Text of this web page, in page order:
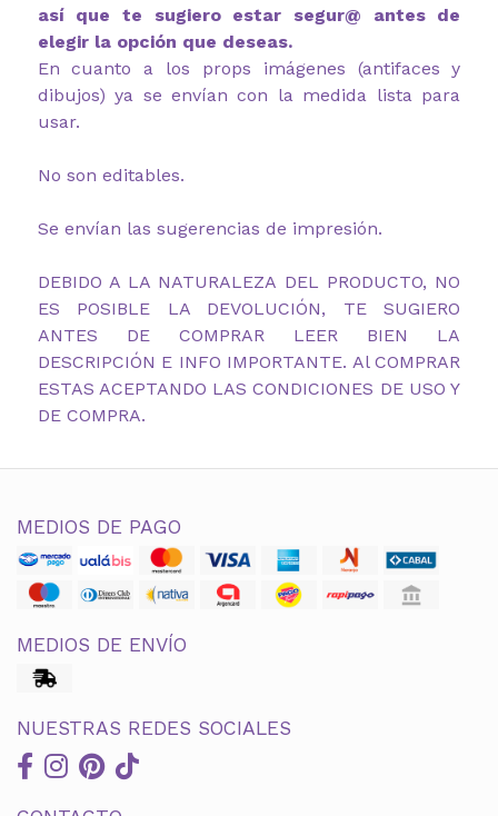
así que te sugiero estar segur@ antes de
elegir la opción que deseas.
En cuanto a los props imágenes (antifaces y
dibujos) ya se envían con la medida lista para
usar.
No son editables.
Se envían las sugerencias de impresión.
DEBIDO A LA NATURALEZA DEL PRODUCTO, NO
ES POSIBLE LA DEVOLUCIÓN, TE SUGIERO
ANTES DE COMPRAR LEER BIEN LA
DESCRIPCIÓN E INFO IMPORTANTE. Al COMPRAR
ESTAS ACEPTANDO LAS CONDICIONES DE USO Y
DE COMPRA.
MEDIOS DE PAGO
MEDIOS DE ENVÍO
NUESTRAS REDES SOCIALES